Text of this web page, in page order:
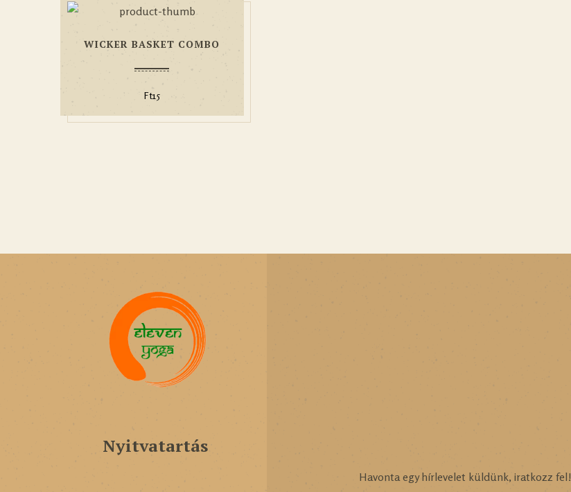
WICKER BASKET COMBO
Ft15
Nyitvatartás
Havonta egy hírlevelet küldünk, iratkozz fel!